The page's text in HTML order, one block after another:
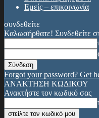
Εμείς – επικοινωνία
συνδεθείτε
Καλωσήρθατε! Συνδεθείτε
Forgot your password? Get
ΑΝΑΚΤΗΣΗ ΚΩΔΙΚΟΥ
Ανακτήστε τον κωδικό σας